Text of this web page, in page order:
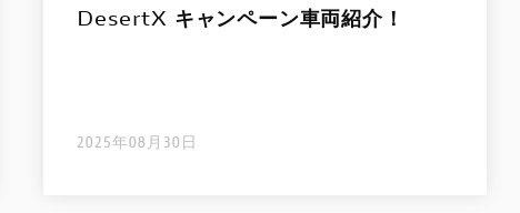
DesertX キャンペーン車両紹介！
2025年08月30日